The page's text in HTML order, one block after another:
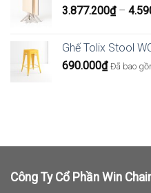
3.877.200₫ –
Ghế Tolix Stool
690.000₫ Đã bao
Công Ty Cổ Phần Win